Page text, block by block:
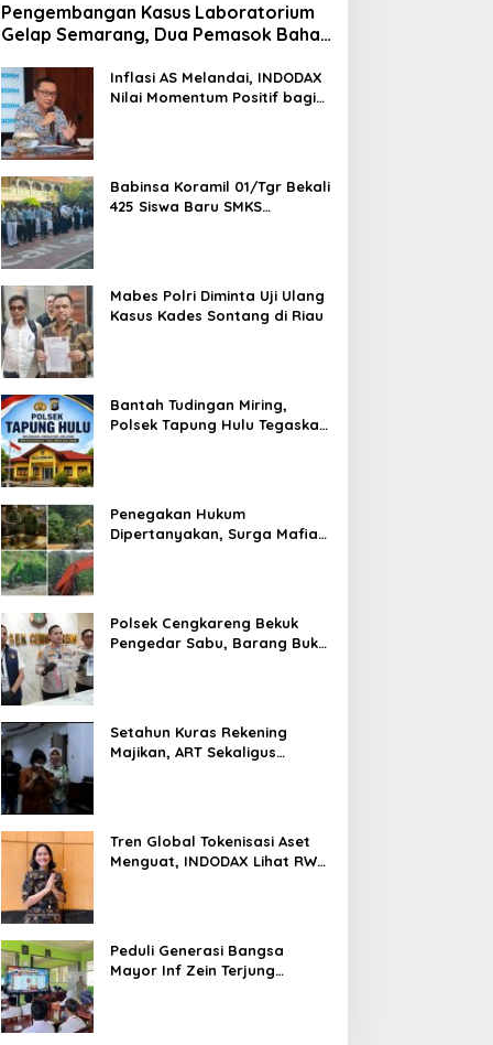
Pengembangan Kasus Laboratorium
Gelap Semarang, Dua Pemasok Bahan
1,5 Ton Bahan BakuInflasi AS Melandai, INDODAX
Nilai Momentum Positif bagi
Babinsa Koramil 01/Tgr Bekali
425 Siswa Baru SMKS
Mabes Polri Diminta Uji Ulang
Kasus Kades Sontang di Riau
Bantah Tudingan Miring,
Polsek Tapung Hulu Tegaskan
Penegakan Hukum
Dipertanyakan, Surga Mafia
Rusak
Polsek Cengkareng Bekuk
Pengedar Sabu, Barang Bukti
Setahun Kuras Rekening
Majikan, ART Sekaligus
Tren Global Tokenisasi Aset
Menguat, INDODAX Lihat RWA
Peduli Generasi Bangsa
Mayor Inf Zein Terjung